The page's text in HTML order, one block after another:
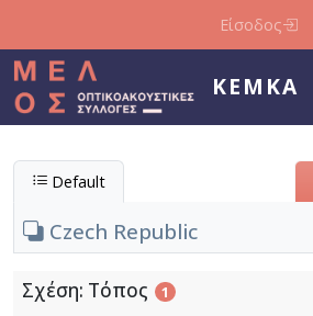
Είσοδος
ΚΕΜΚΑ
Default
Czech Republic
Σχέση: Τόπος 1